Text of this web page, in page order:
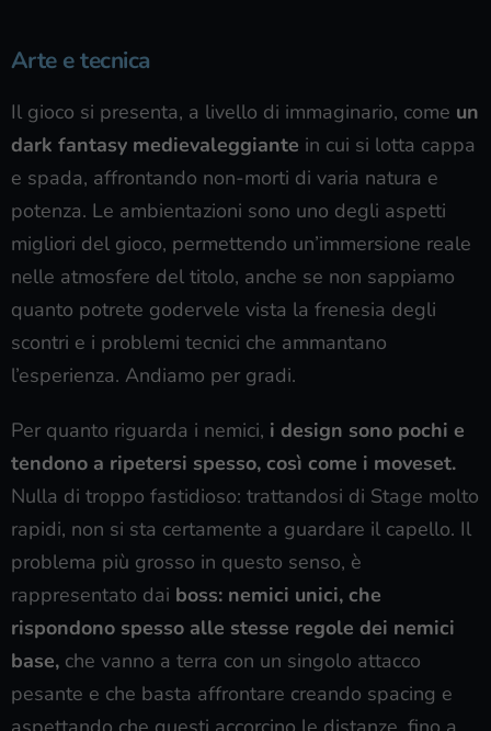
Arte e tecnica
Il gioco si presenta, a livello di immaginario, come un
dark fantasy medievaleggiante in cui si lotta cappa
e spada, affrontando non-morti di varia natura e
potenza. Le ambientazioni sono uno degli aspetti
migliori del gioco, permettendo un’immersione reale
nelle atmosfere del titolo, anche se non sappiamo
quanto potrete godervele vista la frenesia degli
scontri e i problemi tecnici che ammantano
l’esperienza. Andiamo per gradi.
Per quanto riguarda i nemici, i design sono pochi e
tendono a ripetersi spesso, così come i moveset.
Nulla di troppo fastidioso: trattandosi di Stage molto
rapidi, non si sta certamente a guardare il capello. Il
problema più grosso in questo senso, è
rappresentato dai boss: nemici unici, che
rispondono spesso alle stesse regole dei nemici
base, che vanno a terra con un singolo attacco
pesante e che basta affrontare creando spacing e